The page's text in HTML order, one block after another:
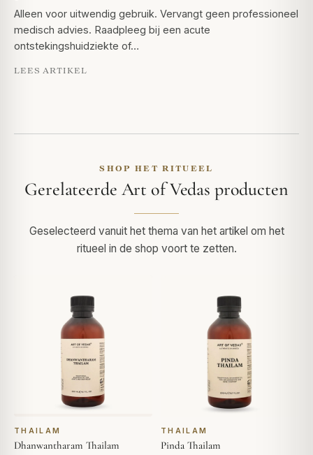
Alleen voor uitwendig gebruik. Vervangt geen professioneel
medisch advies. Raadpleeg bij een acute
ontstekingshuidziekte of…
LEES ARTIKEL
SHOP HET RITUEEL
Gerelateerde Art of Vedas producten
Geselecteerd vanuit het thema van het artikel om het
ritueel in de shop voort te zetten.
THAILAM
Dhanwantharam Thailam
THAILAM
Pinda Thailam